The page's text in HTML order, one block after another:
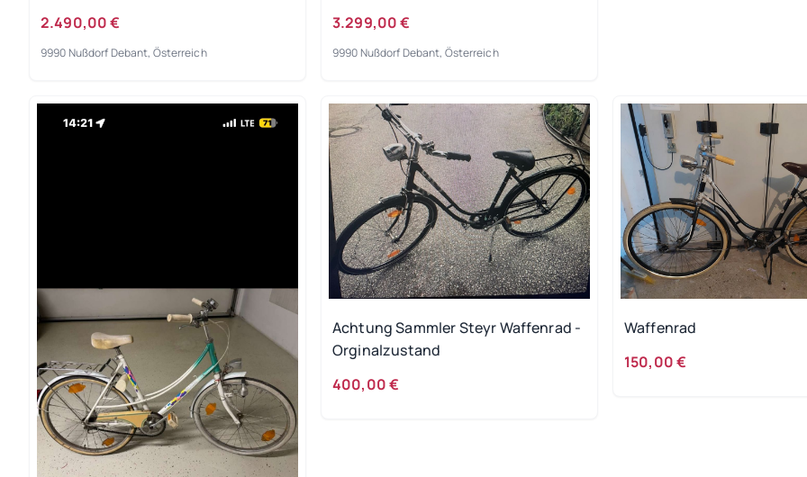
2.490,00 €
9990 Nußdorf Debant, Österreich
3.299,00 €
9990 Nußdorf Debant, Österreich
Achtung Sammler Steyr Waffenrad -
Orginalzustand
400,00 €
Waffenrad
150,00 €